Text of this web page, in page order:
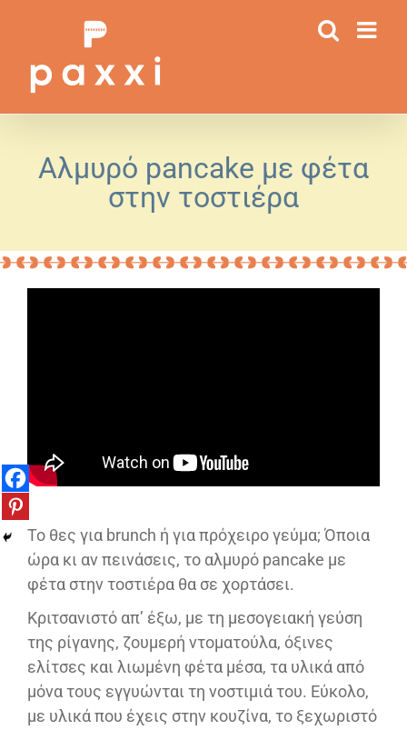
περιεχόμενο
Αλμυρό pancake με φέτα
στην τοστιέρα
Το θες για brunch ή για πρόχειρο γεύμα; Όποια
ώρα κι αν πεινάσεις, το αλμυρό pancake με
φέτα στην τοστιέρα θα σε χορτάσει.
Κριτσανιστό απ’ έξω, με τη μεσογειακή γεύση
της ρίγανης, ζουμερή ντοματούλα, όξινες
ελίτσες και λιωμένη φέτα μέσα, τα υλικά από
μόνα τους εγγυώνται τη νοστιμιά του. Εύκολο,
με υλικά που έχεις στην κουζίνα, το ξεχωριστό